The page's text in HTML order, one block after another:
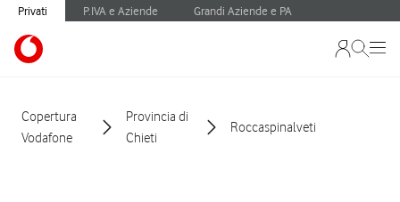
Privati P.IVA e Aziende Grandi Aziende e PA
Copertura
Vodafone
Provincia di
Chieti
Roccaspinalveti